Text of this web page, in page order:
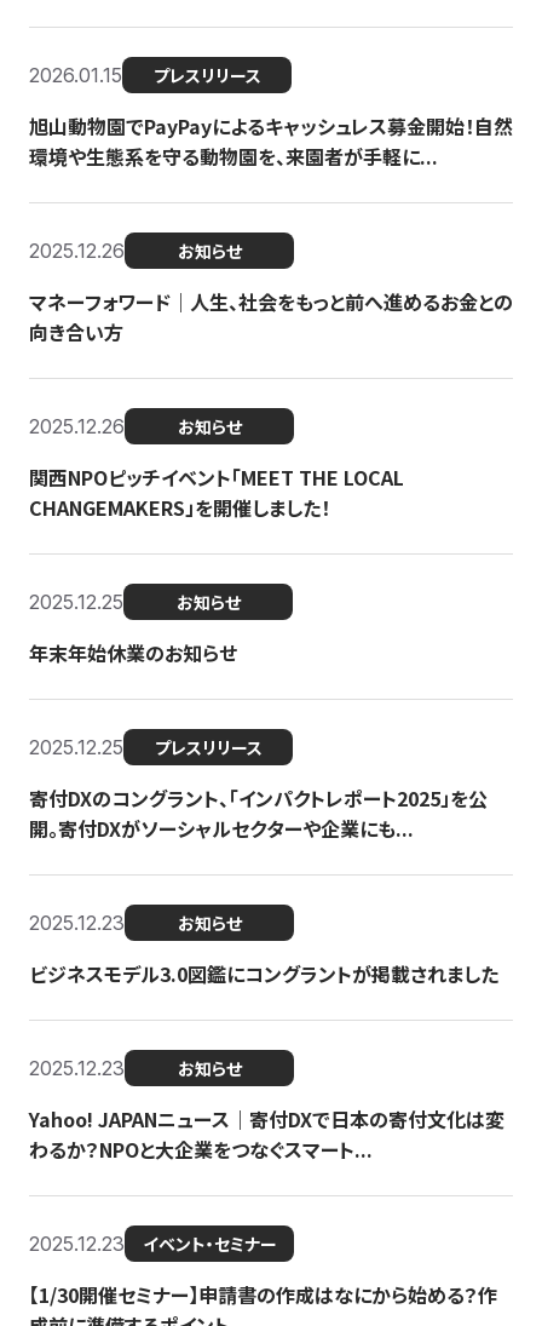
2026.01.15 プレスリリース
旭山動物園でPayPayによるキャッシュレス募金開始！自然
環境や生態系を守る動物園を、来園者が手軽に...
2025.12.26 お知らせ
マネーフォワード｜人生、社会をもっと前へ進めるお金との
向き合い方
2025.12.26 お知らせ
関西NPOピッチイベント「MEET THE LOCAL
CHANGEMAKERS」を開催しました！
2025.12.25 お知らせ
年末年始休業のお知らせ
2025.12.25 プレスリリース
寄付DXのコングラント、「インパクトレポート2025」を公
開。寄付DXがソーシャルセクターや企業にも...
2025.12.23 お知らせ
ビジネスモデル3.0図鑑にコングラントが掲載されました
2025.12.23 お知らせ
Yahoo! JAPANニュース｜寄付DXで日本の寄付文化は変
わるか？NPOと大企業をつなぐスマート...
2025.12.23 イベント・セミナー
【1/30開催セミナー】申請書の作成はなにから始める？作